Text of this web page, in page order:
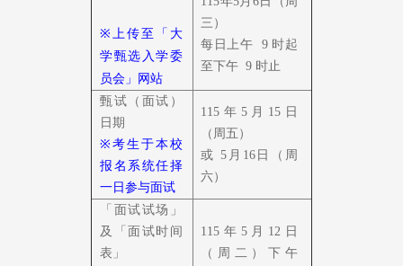
※ 上传至「 大
学甄选入学委
员会 」网站
三）
每日上午 9 时起
至下午9 时止
甄试（面试）
日期
※考生于本校
报名系统任择
一日参与面试
115年5月15日
（周五）
或 5月16日（周
六）
「面试试场」
及「面试时间
表」
115年5月12日
（周二）下午